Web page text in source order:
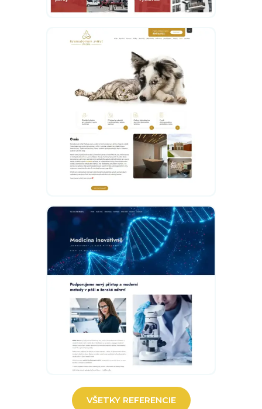
VŠETKY REFERENCIE